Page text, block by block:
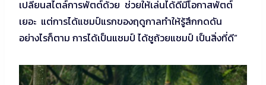
เปลี่ยนสไตล์การพัตต์ด้วย ช่วยให้เล่นได้ดีมีโอกาสพัตต์
เยอะ แต่การได้แชมป์แรกของฤดูกาลทำให้รู้สึกกดดัน
อย่างไรก็ตาม การได้เป็นแชมป์ ได้ชูถ้วยแชมป์ เป็นสิ่งที่ดี”